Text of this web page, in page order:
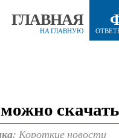
ГЛАВНАЯ
НА ГЛАВНУЮ
скачать
Короткие новости